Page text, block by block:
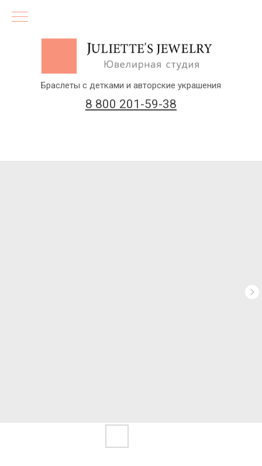
8 800 201-59-38
Браслеты с детками и авторские украшения